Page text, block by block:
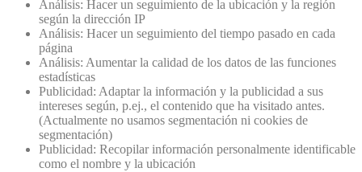
Análisis: Hacer un seguimiento de la ubicación y la región
según la dirección IP
Análisis: Hacer un seguimiento del tiempo pasado en cada
página
Análisis: Aumentar la calidad de los datos de las funciones
estadísticas
Publicidad: Adaptar la información y la publicidad a sus
intereses según, p.ej., el contenido que ha visitado antes.
(Actualmente no usamos segmentación ni cookies de
segmentación)
Publicidad: Recopilar información personalmente identificable
como el nombre y la ubicación